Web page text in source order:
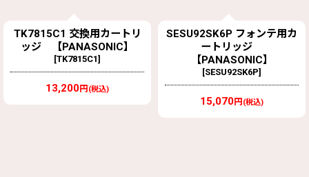
TK7815C1 交換用カートリ
ッジ 【PANASONIC】
[TK7815C1]
13,200円 (税込)
SESU92SK6P フォンテ用カ
ートリッジ
【PANASONIC】
[SESU92SK6P]
15,070円 (税込)